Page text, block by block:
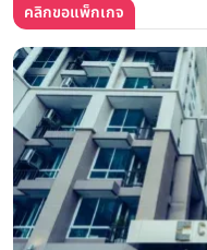
คลิกขอแพ็กเกจ